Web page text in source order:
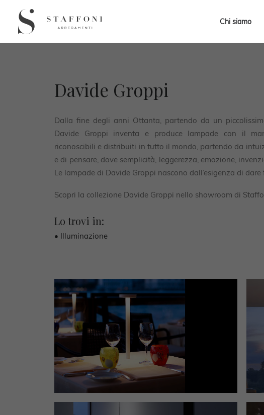
Chi siamo
Davide Groppi
Dalla fine degli anni Ottanta, partendo da un
Davide Groppi inventa e produce lampade con il
riconoscibili e distribuiti in tutto il mondo, partendo da
e di pensare, dove semplicità, leggerezza, emozione,
Le lampade di Davide Groppi nascono dall’esigenza di
Scopri la collezione Davide Groppi nello showroom di
Lo trovi in:
• Illuminazione